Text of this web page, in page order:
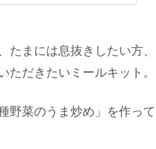
まには息抜きしたい方、
だきたいミールキット。
野菜のうま炒め」を作って